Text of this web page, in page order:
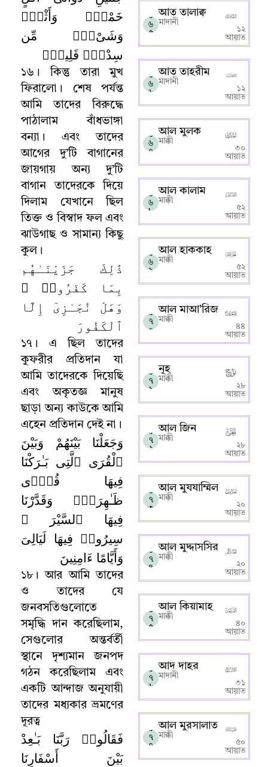
خَمْطٍۢ وَأَثْلٍۢ
وَشَىْءٍۢ مِّن
سِدْرٍۢ قَلِيلٍۢ
১৬ ।
কিন্তু তারা মুখ
ফিরালো ।
শেষ পর্যন্ত
আমি তাদের বিরুদ্ধে
পাঠালাম বাঁধভাঙ্গা
বন্যা ।
এবং তাদের
আগের দু’টি বাগানের
জায়গায় অন্য দু’টি
বাগান তাদেরকে দিয়ে
দিলাম যেখানে ছিল
তিক্ত ও বিস্বাদ ফল এবং
ঝাউগাছ ও সামান্য কিছু
কুল ।
ذَٰلِكَ جَزَيْنَـٰهُم
بِمَا كَفَرُوا۟ ۖ
وَهَلْ نُجَـٰزِىٓ إِلَّا
ٱلْكَفُورَ
১৭ ।
এ ছিল তাদের
কুফরীর প্রতিদান যা
আমি তাদেরকে দিয়েছি
এবং অকৃতজ্ঞ মানুষ
ছাড়া অন্য কাউকে আমি
এহেন প্রতিদান দেই না ।
وَجَعَلْنَا بَيْنَهُمْ وَبَيْنَ
ٱلْقُرَى ٱلَّتِى بَـٰرَكْنَا
فِيهَا قُرًۭى
ظَـٰهِرَةًۭ وَقَدَّرْنَا
فِيهَا ٱلسَّيْرَ ۖ
سِيرُوا۟ فِيهَا لَيَالِىَ
وَأَيَّامًا ءَامِنِينَ
১৮। আর আমি তাদের
ও তাদের যে
জনবসতিগুলোতে
সমৃদ্ধি দান করেছিলাম,
সেগুলোর অন্তর্বর্তী
স্থানে দৃশ্যমান জনপদ
গঠন করেছিলাম এবং
একটি আন্দাজ অনুযায়ী
তাদের মধ্যকার ভ্রমণের
দূরত্ব
فَقَالُوا۟ رَبَّنَا بَـٰعِدْ
بَيْنَ أَسْفَارِنَا
০
৬
৫
আত তালাক্ব
মাদানী
১২
আয়াত
০
৬
৬
আত তাহরীম
মাদানী
১২
আয়াত
০
৬
৭
আল মুলক
মাক্কী
৩০
আয়াত
০
৬
৮
আল কালাম
মাক্কী
৫২
আয়াত
০
৬
৯
আল হাককাহ
মাক্কী
৫২
আয়াত
০
৭
০
আল মাআ’রিজ
মাক্কী
৪৪
আয়াত
০
৭
১
নূহ
মাক্কী
২৮
আয়াত
০
৭
২
আল জিন
মাক্কী
২৮
আয়াত
০
৭
৩
আল মুযযাম্মিল
মাক্কী
২০
আয়াত
০
৭
৪
আল মুদ্দাসসির
মাক্কী
২০
আয়াত
০
৭
৫
আল কিয়ামাহ
মাক্কী
৪০
আয়াত
০
৭
৬
আদ দাহর
মাদানী
৩১
আয়াত
০
৭
৭
আল মুরসালাত
মাক্কী
৫০
আয়াত